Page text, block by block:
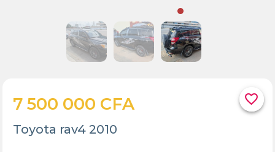
favorite_border
7 500 000 CFA
Toyota rav4 2010